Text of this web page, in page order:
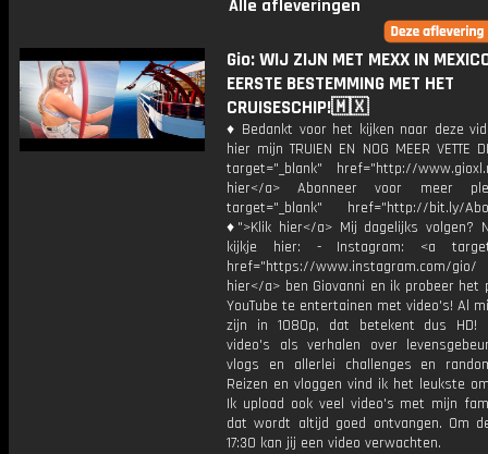
Alle afleveringen
Gio: WIJ ZIJN MET MEXX IN
EERSTE BESTEMMING MET HET
CRUISESCHIP!🇲🇽
♦ Bedankt voor het kijken naar deze
hier mijn TRUIEN EN NOG MEER VETTE
target="_blank" href="http://
hier</a> Abonneer voor meer
target="_blank" href="http://bit.ly/
♦">Klik hier</a> Mij dagelijks volgen?
kijkje hier: - Instagram: <a
href="https://www.instagram.com/
hier</a> ben Giovanni en ik probeer het
YouTube te entertainen met video's! Al
zijn in 1080p, dat betekent dus HD!
video's als verhalen over
vlogs en allerlei challenges en
Reizen en vloggen vind ik het leukste
Ik upload ook veel video's met mijn
dat wordt altijd goed ontvangen. Om
17:30 kan jij een video verwachten.